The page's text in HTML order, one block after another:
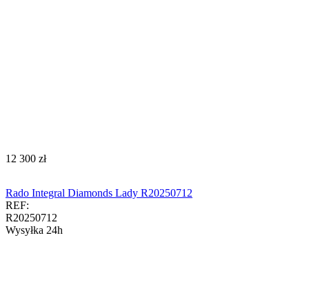
‍12 300‍ zł
Rado Integral Diamonds Lady R20250712
REF:
R20250712
Wysyłka 24h